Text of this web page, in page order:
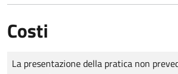
Costi
Tipo di pagamento
Importo
La presentazione della pratica non